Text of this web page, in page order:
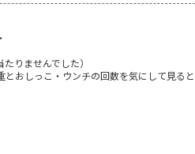
りませんでした）
おしっこ・ウンチの回数を気にして見ると